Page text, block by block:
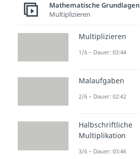
Mathematische Grundlagen
Multiplizieren
Multiplizieren
1/6 – Dauer: 03:44
Malaufgaben
2/6 – Dauer: 02:42
Halbschriftliche
Multiplikation
3/6 – Dauer: 03:46